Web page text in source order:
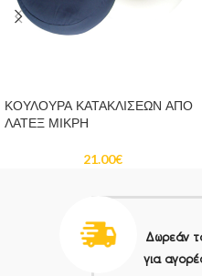
ΚΟΥΛΟΥΡΑ ΚΑΤΑΚΛΙΣΕΩΝ ΑΠΟ
ΛΑΤΕΞ ΜΙΚΡΗ
21.00€
Δωρεάν
για